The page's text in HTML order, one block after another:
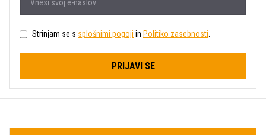
Strinjam se s splošnimi pogoji in Politiko zasebnosti.
PRIJAVI SE